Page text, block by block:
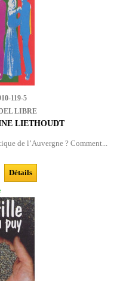
119-5
LIBRE
LIETHOUDT
de l’Auvergne ? Comment...
Détails